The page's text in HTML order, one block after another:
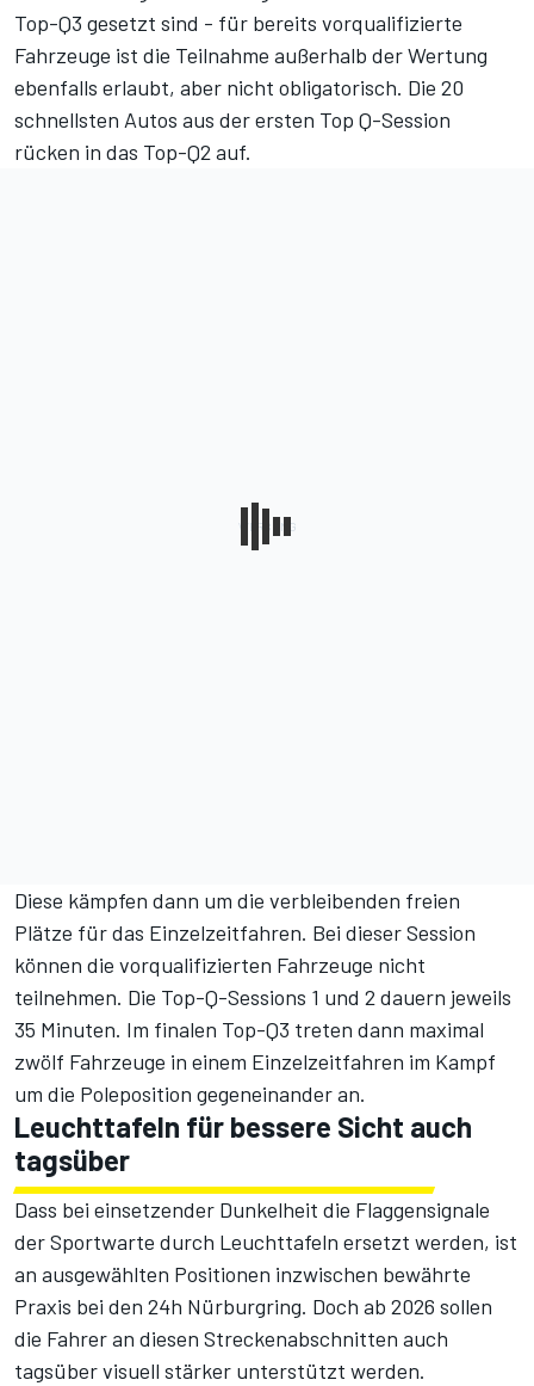
Top-Q3 gesetzt sind - für bereits vorqualifizierte
Fahrzeuge ist die Teilnahme außerhalb der Wertung
ebenfalls erlaubt, aber nicht obligatorisch. Die 20
schnellsten Autos aus der ersten Top Q-Session
rücken in das Top-Q2 auf.
Diese kämpfen dann um die verbleibenden freien
Plätze für das Einzelzeitfahren. Bei dieser Session
können die vorqualifizierten Fahrzeuge nicht
teilnehmen. Die Top-Q-Sessions 1 und 2 dauern jeweils
35 Minuten. Im finalen Top-Q3 treten dann maximal
zwölf Fahrzeuge in einem Einzelzeitfahren im Kampf
um die Poleposition gegeneinander an.
Leuchttafeln für bessere Sicht auch
tagsüber
Dass bei einsetzender Dunkelheit die Flaggensignale
der Sportwarte durch Leuchttafeln ersetzt werden, ist
an ausgewählten Positionen inzwischen bewährte
Praxis bei den 24h Nürburgring. Doch ab 2026 sollen
die Fahrer an diesen Streckenabschnitten auch
tagsüber visuell stärker unterstützt werden.